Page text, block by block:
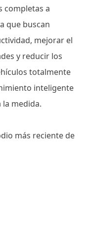
completas a
que buscan
mejorar el
y reducir los
totalmente
inteligente
medida.
más reciente de